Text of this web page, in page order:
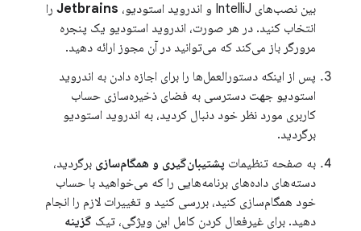
بین نصب‌های IntelliJ و اندروید استودیو،
Jetbrains را
انتخاب کنید. در هر صورت، اندروید استودیو یک پنجره
مرورگر باز می‌کند که می‌توانید در آن مجوز ارائه دهید.
پس از اینکه دستورالعمل‌ها را برای اجازه دادن به اندروید
استودیو جهت دسترسی به فضای ذخیره‌سازی حساب
کاربری مورد نظر خود دنبال کردید، به اندروید استودیو
برگردید.
به صفحه تنظیمات پشتیبان‌گیری و همگام‌سازی برگردید،
دسته‌های داده‌های برنامه‌هایی را که می‌خواهید با حساب
خود همگام‌سازی کنید، بررسی کنید و تغییرات لازم را انجام
دهید. برای غیرفعال کردن کامل این ویژگی، تیک گزینه